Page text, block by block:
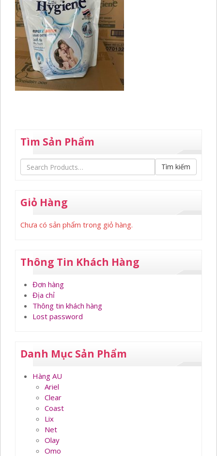
Tìm Sản Phẩm
Tìm kiếm
Giỏ Hàng
Chưa có sản phẩm trong giỏ hàng.
Thông Tin Khách Hàng
Đơn hàng
Địa chỉ
Thông tin khách hàng
Lost password
Danh Mục Sản Phẩm
Hàng AU
Ariel
Clear
Coast
Lix
Net
Olay
Omo